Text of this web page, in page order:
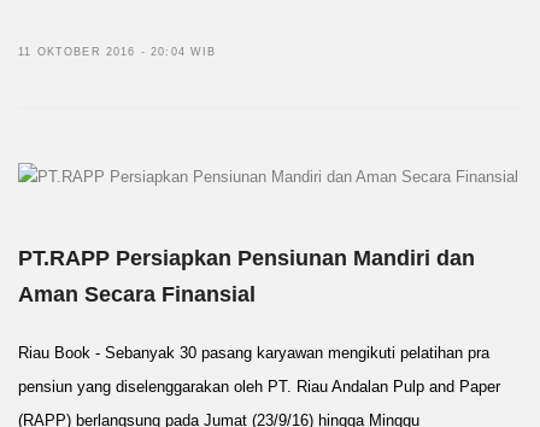
11 OKTOBER 2016 - 20:04 WIB
PT.RAPP Persiapkan Pensiunan Mandiri dan
Aman Secara Finansial
Riau Book - Sebanyak 30 pasang karyawan mengikuti pelatihan pra
pensiun yang diselenggarakan oleh PT. Riau Andalan Pulp and Paper
(RAPP) berlangsung pada Jumat (23/9/16) hingga Minggu